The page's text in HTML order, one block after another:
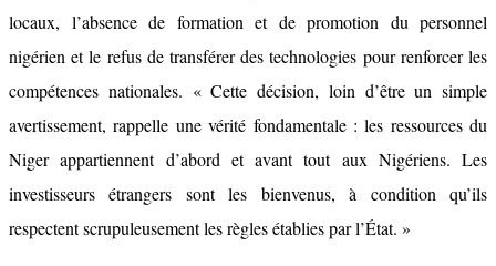
locaux, l’absence de formation et de promotion du personnel
nigérien et le refus de transférer des technologies pour renforcer les
compétences nationales. « Cette décision, loin d’être un simple
avertissement, rappelle une vérité fondamentale : les ressources du
Niger appartiennent d’abord et avant tout aux Nigériens. Les
investisseurs étrangers sont les bienvenus, à condition qu’ils
respectent scrupuleusement les règles établies par l’État. »